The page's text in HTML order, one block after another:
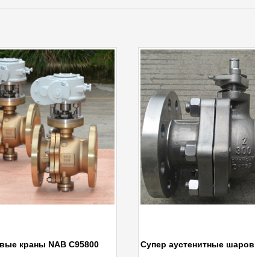
краны NAB C95800 Супер аустенитные